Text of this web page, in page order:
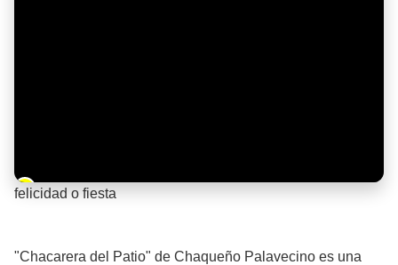
Barra de progreso de la reproducción
felicidad o fiesta
"Chacarera del Patio" de Chaqueño Palavecino es una